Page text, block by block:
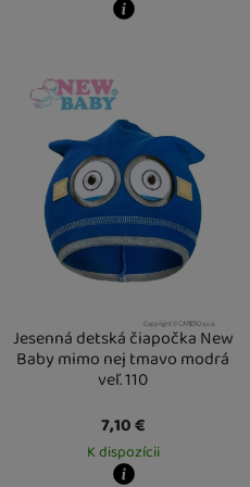
14. 8.
U Vás doma17. 8.
Jesenná detská čiapočka New
Baby mimo nej tmavo modrá
veľ. 110
7,10€
K dispozícii